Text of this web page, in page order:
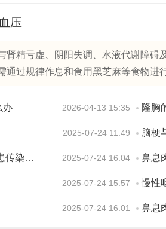
压
肾精亏虚、阴阳失调、水液代谢障
通过规律作息和食用黑芝麻等食物进
办 2026-04-13 15:35 隆胸
2025-07-24 11:49 脑梗
痛感吗 2025-07-24 16:04 鼻息
2025-07-24 15:57 慢性
2025-07-24 16:01 鼻息